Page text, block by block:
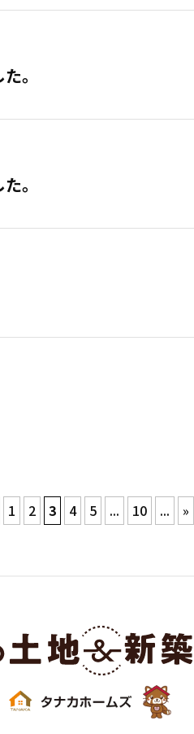
。
。
1 2 3 4 5 ... 10 ... »